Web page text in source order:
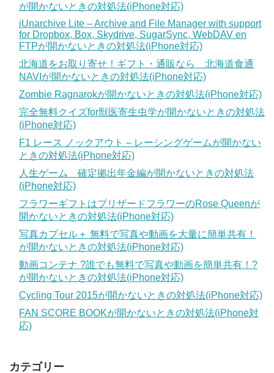
が開かないときの対処法(iPhone対応)
iUnarchive Lite – Archive and File Manager with support
for Dropbox, Box, Skydrive, SugarSync, WebDAV en
FTPが開かないときの対処法(iPhone対応)
北海道をお取り寄せ！ギフト・通販なら 北海道食通
NAVIが開かないときの対処法(iPhone対応)
Zombie Ragnarokが開かないときの対処法(iPhone対応)
完全無料クイズfor獣医寄生虫学が開かないときの対処法
(iPhone対応)
F1 レース ノックアウト – レーシングゲームが開かない
ときの対処法(iPhone対応)
人生ゲーム 確定拠出年金編が開かないときの対処法
(iPhone対応)
フラワーギフトはプリザードフラワーのRose Queenが
開かないときの対処法(iPhone対応)
写真カプセル＋ 無料で写真や動画を大量に簡単共有！
が開かないときの対処法(iPhone対応)
動画コンテナ ?誰でも無料で写真や動画を簡単共有！?
が開かないときの対処法(iPhone対応)
Cycling Tour 2015が開かないときの対処法(iPhone対応)
FAN SCORE BOOKが開かないときの対処法(iPhone対
応)
カテゴリー